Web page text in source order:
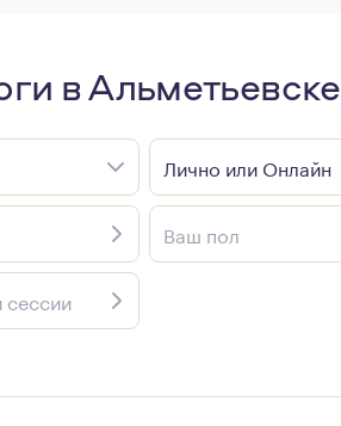
в Альметьевске
Лично или Онлайн
Ваш пол